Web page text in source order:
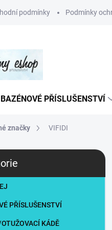
podmínky Podmínky
BAZÉNOVÉ PŘÍSLUŠENSTVÍ
značky VIFIDI
PŘÍSLUŠENSTVÍ
KÁDĚ